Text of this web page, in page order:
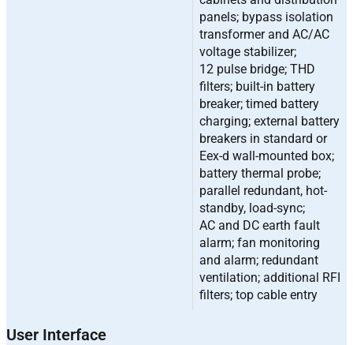
panels; bypass isolation
transformer and AC/AC
voltage stabilizer;
12 pulse bridge; THD
filters; built-in battery
breaker; timed battery
charging; external battery
breakers in standard or
Eex-d wall-mounted box;
battery thermal probe;
parallel redundant, hot-
standby, load-sync;
AC and DC earth fault
alarm; fan monitoring
and alarm; redundant
ventilation; additional RFI
filters; top cable entry
User Interface